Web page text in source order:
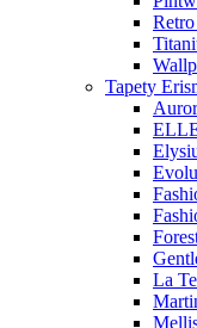
Tapety
La